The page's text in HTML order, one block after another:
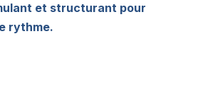
et structurant pour
rythme.